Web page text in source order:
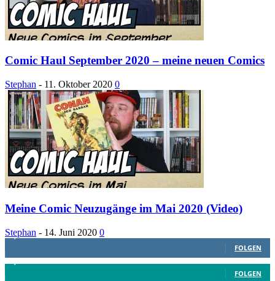
Comic Haul September 2020 – meine neuen Comics
Stephan - 11. Oktober 2020 0
Meine Comic Neuzugänge im Mai 2020 (Video)
Stephan - 14. Juni 2020 0
1,887 Follower
FOLGEN
4,199 Follower
FOLGEN